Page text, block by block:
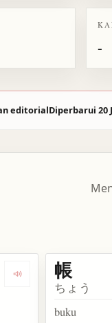
-
editorialDiperbarui 20
Dengarkan kosakata
帳
ちょう
buku